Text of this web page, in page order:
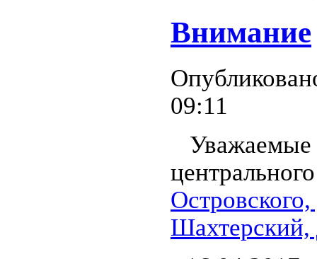
Внимание
09:11
Уважаемые
Шахтерский,